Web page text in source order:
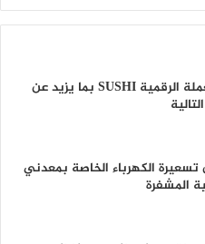
انهيار سعر العملة الرقمية SUSHI بما يزيد عن
تسعيرة الكهرباء الخاصة بمعدني
المشفرة